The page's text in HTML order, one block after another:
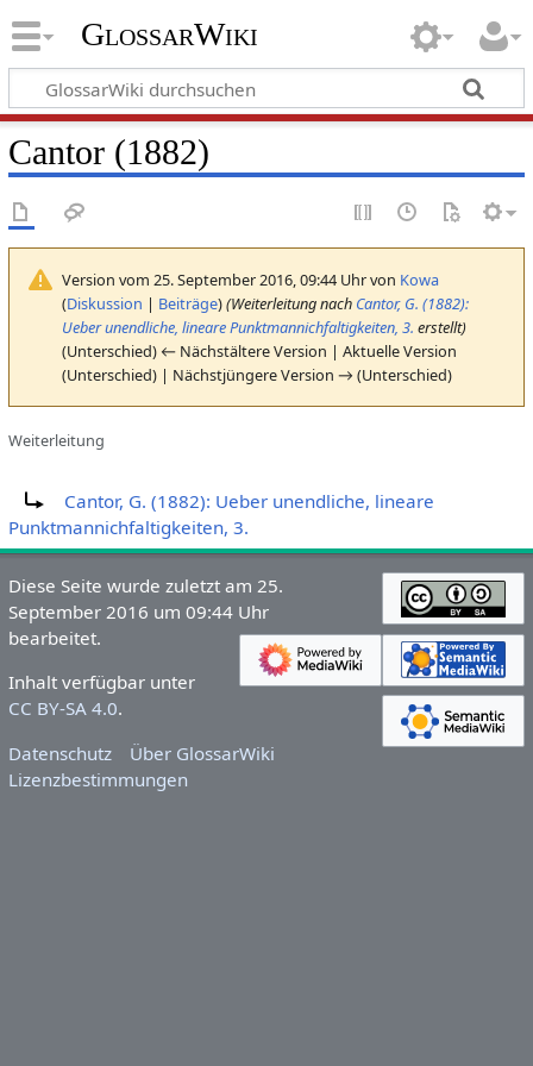
GlossarWiki
Cantor (1882)
Version vom 25. September 2016, 09:44 Uhr von Kowa
(Diskussion | Beiträge)(Weiterleitung nach Cantor, G. (1882):
Ueber unendliche, lineare Punktmannichfaltigkeiten, 3. erstellt)
(Unterschied) ← Nächstältere Version | Aktuelle Version
(Unterschied) | Nächstjüngere Version → (Unterschied)
Weiterleitung
Cantor, G. (1882): Ueber unendliche, lineare
Punktmannichfaltigkeiten, 3.
Diese Seite wurde zuletzt am 25.
September 2016 um 09:44 Uhr
bearbeitet.
Inhalt verfügbar unter
CC BY-SA 4.0.
Datenschutz
Über GlossarWiki
Lizenzbestimmungen